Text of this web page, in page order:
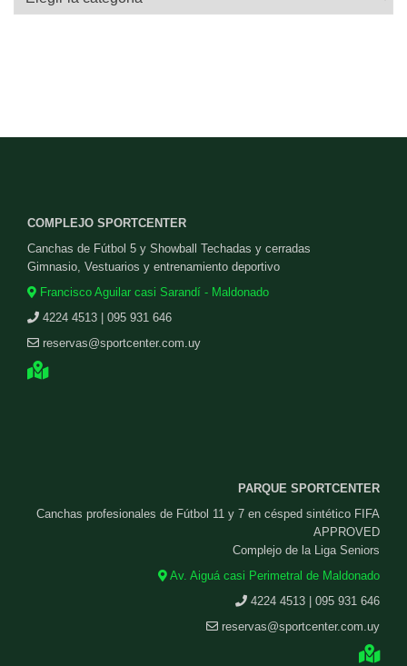
COMPLEJO SPORTCENTER
Canchas de Fútbol 5 y Showball Techadas y cerradas
Gimnasio, Vestuarios y entrenamiento deportivo
Francisco Aguilar casi Sarandí - Maldonado
4224 4513 | 095 931 646
reservas@sportcenter.com.uy
PARQUE SPORTCENTER
Canchas profesionales de Fútbol 11 y 7 en césped sintético FIFA
APPROVED
Complejo de la Liga Seniors
Av. Aiguá casi Perimetral de Maldonado
4224 4513 | 095 931 646
reservas@sportcenter.com.uy